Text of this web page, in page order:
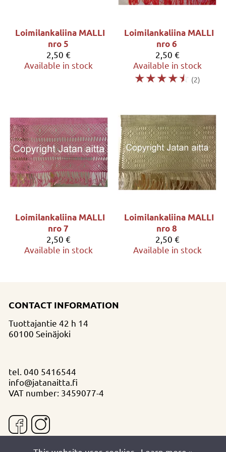
Loimilankaliina MALLI
nro 5
2,50 €
Available in stock
Loimilankaliina MALLI
nro 6
2,50 €
Available in stock
☆☆☆☆☆ (2)
Loimilankaliina MALLI
nro 7
2,50 €
Available in stock
Loimilankaliina MALLI
nro 8
2,50 €
Available in stock
CONTACT INFORMATION
Tuottajantie 42 h 14
60100 Seinäjoki
tel. 040 5416544
info@jatanaitta.fi
VAT number: 3459077-4